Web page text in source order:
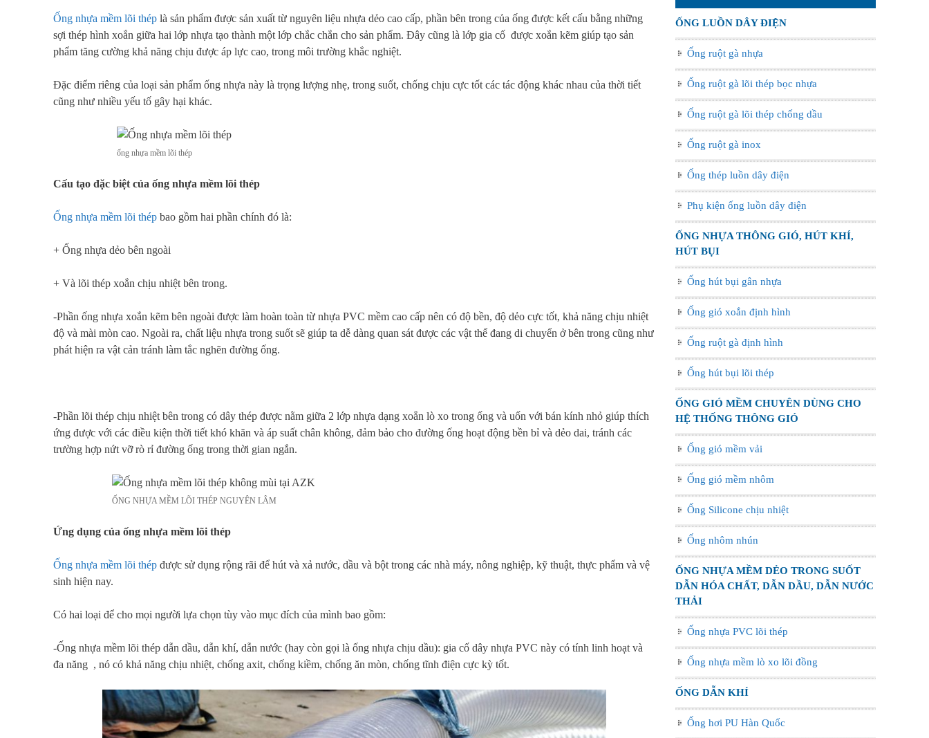
Ống nhựa mềm lõi thép là sản phẩm được sản xuất từ nguyên liệu nhựa dẻo cao cấp, phần bên trong của ống được kết cấu bằng những
sợi thép hình xoắn giữa hai lớp nhựa tạo thành một lớp chắc chắn cho sản phẩm. Đây cũng là lớp gia cố được xoắn kẽm giúp tạo sản
phẩm tăng cường khả năng chịu được áp lực cao, trong môi trường khắc nghiệt.
Đặc điểm riêng của loại sản phẩm ống nhựa này là trọng lượng nhẹ, trong suốt, chống chịu cực tốt các tác động khác nhau của thời tiết
cũng như nhiều yếu tố gây hại khác.
ống nhựa mềm lõi thép
Cấu tạo đặc biệt của ống nhựa mềm lõi thép
Ống nhựa mềm lõi thép bao gồm hai phần chính đó là:
+ Ống nhựa dẻo bên ngoài
+ Và lõi thép xoắn chịu nhiệt bên trong.
-Phần ống nhựa xoắn kẽm bên ngoài được làm hoàn toàn từ nhựa PVC mềm cao cấp nên có độ bền, độ dẻo cực tốt, khả năng chịu nhiệt
độ và mài mòn cao. Ngoài ra, chất liệu nhựa trong suốt sẽ giúp ta dễ dàng quan sát được các vật thể đang di chuyển ở bên trong cũng như
phát hiện ra vật cản tránh làm tắc nghẽn đường ống.
-Phần lõi thép chịu nhiệt bên trong có dây thép được nằm giữa 2 lớp nhựa dạng xoắn lò xo trong ống và uốn với bán kính nhỏ giúp thích
ứng được với các điều kiện thời tiết khó khăn và áp suất chân không, đảm bảo cho đường ống hoạt động bền bỉ và dẻo dai, tránh các
trường hợp nứt vỡ rò rỉ đường ống trong thời gian ngắn.
ỐNG NHỰA MỀM LÕI THÉP NGUYÊN LÂM
Ứng dụng của ống nhựa mềm lõi thép
Ống nhựa mềm lõi thép được sử dụng rộng rãi để hút và xả nước, dầu và bột trong các nhà máy, nông nghiệp, kỹ thuật, thực phẩm và vệ
sinh hiện nay.
Có hai loại để cho mọi người lựa chọn tùy vào mục đích của mình bao gồm:
-Ống nhựa mềm lõi thép dẫn dầu, dẫn khí, dẫn nước (hay còn gọi là ống nhựa chịu dầu): gia cố dây nhựa PVC này có tính linh hoạt và
đa năng , nó có khả năng chịu nhiệt, chống axit, chống kiềm, chống ăn mòn, chống tĩnh điện cực kỳ tốt.
ỐNG LUỒN DÂY ĐIỆN
Ống ruột gà nhựa
Ống ruột gà lõi thép bọc nhựa
Ống ruột gà lõi thép chống dầu
Ống ruột gà inox
Ống thép luồn dây điện
Phụ kiện ống luồn dây điện
ỐNG NHỰA THÔNG GIÓ, HÚT KHÍ,
HÚT BỤI
Ống hút bụi gân nhựa
Ống gió xoắn định hình
Ống ruột gà định hình
Ống hút bụi lõi thép
ỐNG GIÓ MỀM CHUYÊN DÙNG CHO
HỆ THỐNG THÔNG GIÓ
Ống gió mềm vải
Ống gió mềm nhôm
Ống Silicone chịu nhiệt
Ống nhôm nhún
ỐNG NHỰA MỀM DẺO TRONG SUỐT
DẪN HÓA CHẤT, DẪN DẦU, DẪN NƯỚC
THẢI
Ống nhựa PVC lõi thép
Ống nhựa mềm lò xo lõi đồng
ỐNG DẪN KHÍ
Ống hơi PU Hàn Quốc